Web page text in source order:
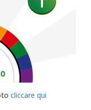
0
VOTO
cliccare qui